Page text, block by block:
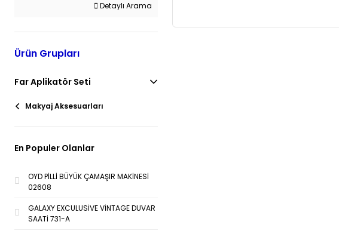
Detaylı Arama
Ürün Grupları
Far Aplikatör Seti
Makyaj Aksesuarları
En Populer Olanlar
OYD PİLLİ BÜYÜK ÇAMAŞIR MAKİNESİ
02608
GALAXY EXCULUSİVE VİNTAGE DUVAR
SAATİ 731-A